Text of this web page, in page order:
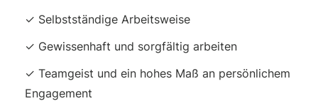
✓ Selbstständige Arbeitsweise
✓ Gewissenhaft und sorgfältig arbeiten
✓ Teamgeist und ein hohes Maß an persönlichem
Engagement